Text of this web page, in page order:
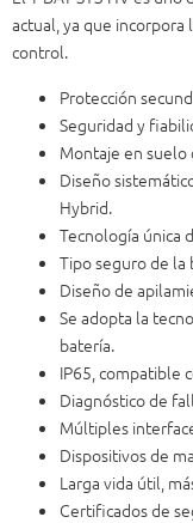
actual, ya que incorpora
control.
Protección
Seguridad y
Montaje en suelo
Diseño
Hybrid.
Tecnología única
Tipo seguro de la
Diseño de
Se adopta la
batería.
IP65, compatible
Diagnóstico de
Múltiples
Dispositivos de
Larga vida útil,
Certificados de